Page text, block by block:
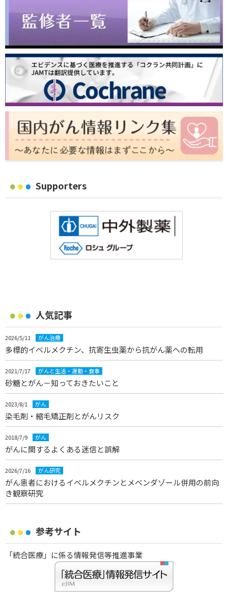
Supporters
人気記事
2026/5/11 がん治療
多標的イベルメクチン、抗寄生虫薬から抗がん薬への転用
2021/7/17 がんと生活・運動・食事
砂糖とがん－知っておきたいこと
2023/8/1 がん
染毛剤・縮毛矯正剤とがんリスク
2018/7/9 がん
がんに関するよくある迷信と誤解
2026/7/16 がん研究
がん患者におけるイベルメクチンとメベンダゾール併用の前向
き観察研究
参考サイト
「統合医療」に係る情報発信等推進事業